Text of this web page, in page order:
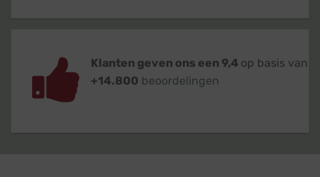
Klanten geven ons een 9,4 op basis van
+14.800 beoordelingen